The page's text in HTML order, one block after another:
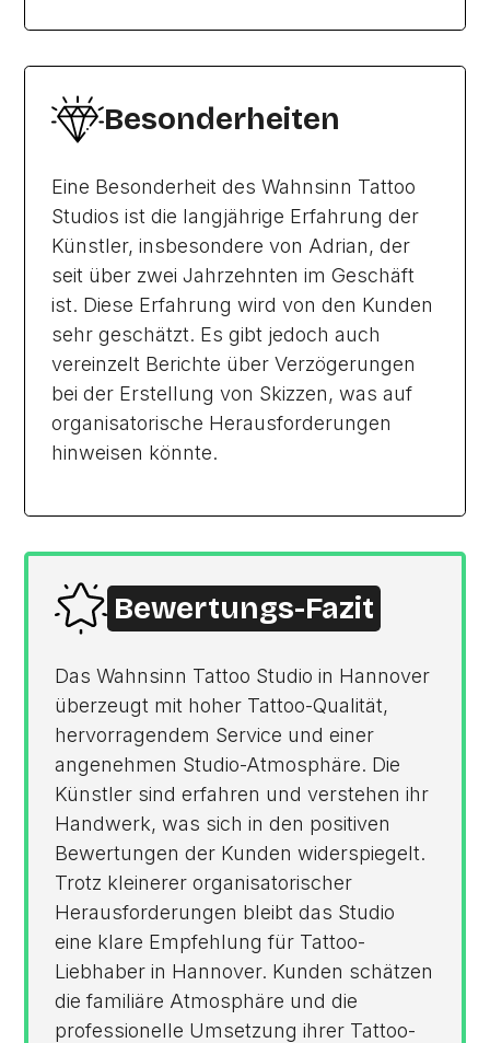
Besonderheiten
Eine Besonderheit des Wahnsinn Tattoo
Studios ist die langjährige Erfahrung der
Künstler, insbesondere von Adrian, der
seit über zwei Jahrzehnten im Geschäft
ist. Diese Erfahrung wird von den Kunden
sehr geschätzt. Es gibt jedoch auch
vereinzelt Berichte über Verzögerungen
bei der Erstellung von Skizzen, was auf
organisatorische Herausforderungen
hinweisen könnte.
Bewertungs-Fazit
Das Wahnsinn Tattoo Studio in Hannover
überzeugt mit hoher Tattoo-Qualität,
hervorragendem Service und einer
angenehmen Studio-Atmosphäre. Die
Künstler sind erfahren und verstehen ihr
Handwerk, was sich in den positiven
Bewertungen der Kunden widerspiegelt.
Trotz kleinerer organisatorischer
Herausforderungen bleibt das Studio
eine klare Empfehlung für Tattoo-
Liebhaber in Hannover. Kunden schätzen
die familiäre Atmosphäre und die
professionelle Umsetzung ihrer Tattoo-